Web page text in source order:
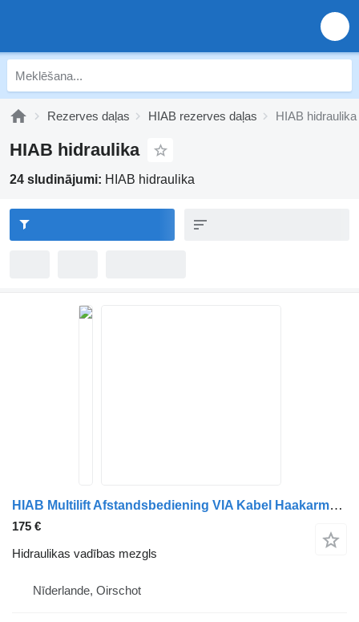
Rezerves daļas HIAB rezerves daļas HIAB hidraulika
HIAB hidraulika
24 sludinājumi: HIAB hidraulika
HIAB Multilift Afstandsbediening VIA Kabel Haakarmsysteem hidraulikas vadības mezgls paredzēts kravas automašīnas
175 €
Hidraulikas vadības mezgls
Nīderlande, Oirschot